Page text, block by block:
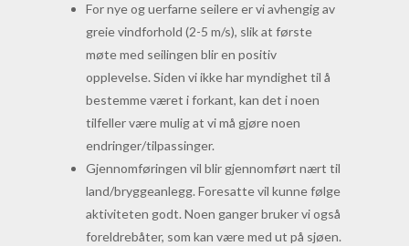
For nye og uerfarne seilere er vi avhengig av
greie vindforhold (2-5 m/s), slik at første
møte med seilingen blir en positiv
opplevelse. Siden vi ikke har myndighet til å
bestemme været i forkant, kan det i noen
tilfeller være mulig at vi må gjøre noen
endringer/tilpassinger.
Gjennomføringen vil blir gjennomført nært til
land/bryggeanlegg. Foresatte vil kunne følge
aktiviteten godt. Noen ganger bruker vi også
foreldrebåter, som kan være med ut på sjøen.